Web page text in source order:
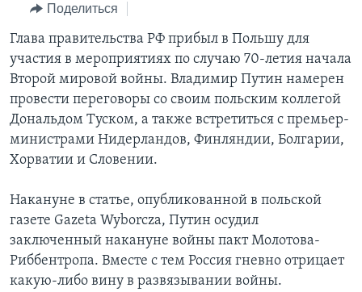
навигации
Перейти
поиск
ИТОГИ
ПОЧЕМУ ЭТО ВАЖНО?
ДИСКУССИЯ VOA
ДЕТАЛИ
НЬЮ-ЙОРК NEW YORK
АМЕРИКА. БОЛЬШОЕ ПУТЕШЕСТВИЕ
НАША АМЕРИКАНСКАЯ ИСТОРИЯ
А КАК В АМЕРИКЕ?
АРТЕФАКТЫ
АМЕРИКАНСКИЕ ГОРОДКИ
ТЕСТЫ
ИНТЕРВЬЮ
ФАКТЫ ПРОТИВ ФЕЙКОВ
ЗА СВОБОДУ ПРЕССЫ
УЧИМ АНГЛИЙСКИЙ
ВИДЕО
ПОДПИСКА НА НОВОСТИ
Learning English
СОЦИАЛЬНЫЕ СЕТИ
Поделиться
Глава правительства РФ прибыл в Польшу для
участия в мероприятиях по случаю 70-летия начала
Второй мировой войны. Владимир Путин намерен
провести переговоры со своим польским коллегой
Дональдом Туском, а также встретиться с премьер-
министрами Нидерландов, Финляндии, Болгарии,
Хорватии и Словении.
Накануне в статье, опубликованной в польской
газете Gazeta Wyborcza, Путин осудил
заключенный накануне войны пакт Молотова-
Риббентропа. Вместе с тем Россия гневно отрицает
какую-либо вину в развязывании войны.